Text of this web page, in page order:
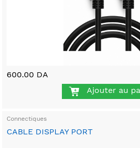
600.00 DA
Ajouter au
Connectiques
CABLE DISPLAY PORT